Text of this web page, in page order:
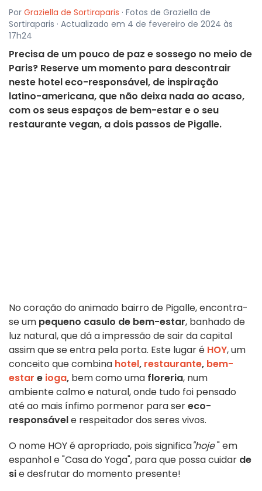
Por Graziella de Sortiraparis · Fotos de Graziella de
Sortiraparis · Actualizado em 4 de fevereiro de 2024 às
17h24
Precisa de um pouco de paz e sossego no meio de
Paris? Reserve um momento para descontrair
neste hotel eco-responsável, de inspiração
latino-americana, que não deixa nada ao acaso,
com os seus espaços de bem-estar e o seu
restaurante vegan, a dois passos de Pigalle.
No coração do animado bairro de Pigalle, encontra-
se um pequeno casulo de bem-estar, banhado de
luz natural, que dá a impressão de sair da capital
assim que se entra pela porta. Este lugar é HOY, um
conceito que combina hotel, restaurante, bem-
estar e ioga, bem como uma floreria, num
ambiente calmo e natural, onde tudo foi pensado
até ao mais ínfimo pormenor para sereco-
responsávele respeitador dos seres vivos.
O nome HOY é apropriado, pois significa"hoje" em
espanhol e "Casa do Yoga", para que possa cuidar de
sie desfrutar do momento presente!